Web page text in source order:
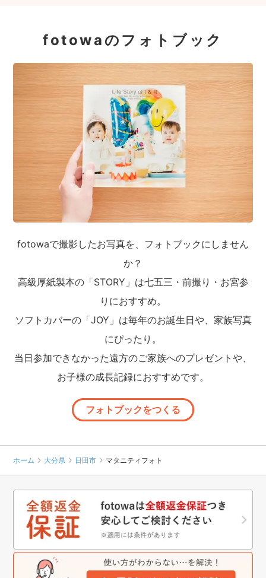
fotowaのフォトブック
fotowaで撮影したお写真を、フォトブックにしません
か？
高級厚紙製本の「STORY」は七五三・前撮り・お宮参
りにおすすめ。
ソフトカバーの「JOY」は毎年のお誕生日や、家族写真
にぴったり。
当日参加できなかった遠方のご家族へのプレゼントや、
お子様の成長記録におすすめです。
フォトブックをつくる
ホーム 大分県 日田市 マタニティフォト